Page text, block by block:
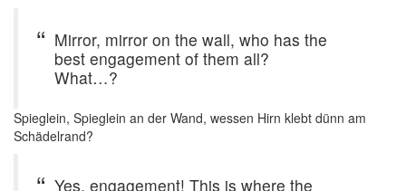
Mirror, mirror on the wall, who has the
best engagement of them all?
What…?
Spieglein, Spieglein an der Wand, wessen Hirn klebt dünn am
Schädelrand?
Yes, engagement! This is where the